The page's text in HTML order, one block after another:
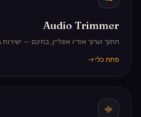
Audio Trimmer
חתוך וערוך אודיו אונליין, בחינם —
פתח כלי